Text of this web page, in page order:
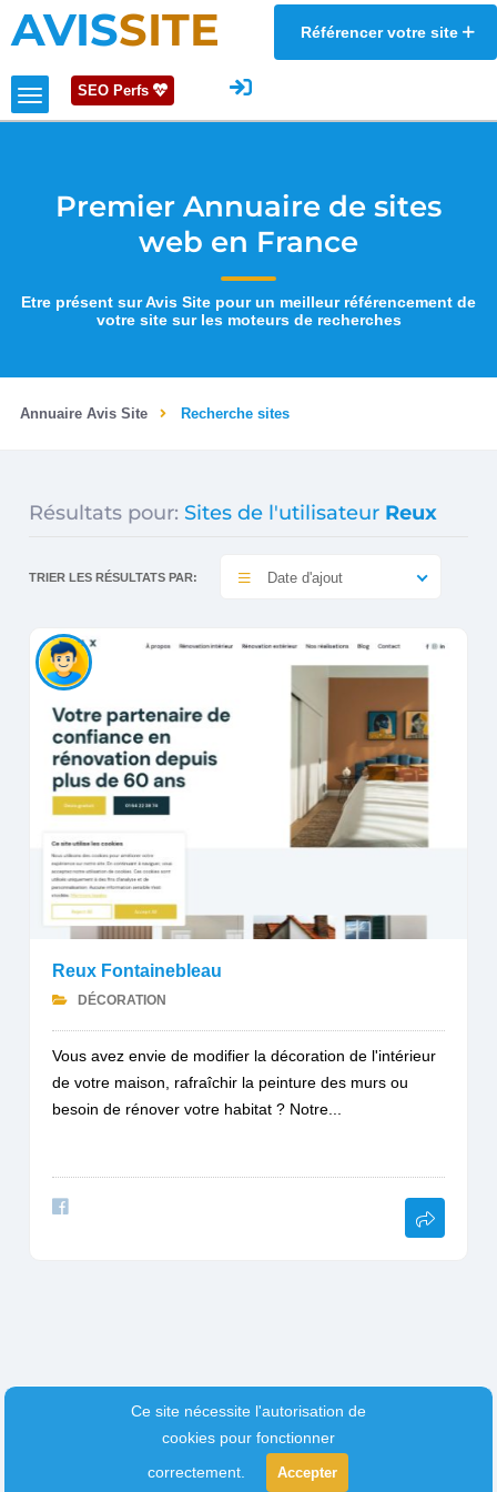
AVISSITE Référencer votre site
SEO Perfs
Premier Annuaire de sites
web en France
Etre présent sur Avis Site pour un meilleur référencement de
votre site sur les moteurs de recherches
Annuaire Avis Site Recherche sites
Résultats pour: Sites de l'utilisateur Reux
TRIER LES RÉSULTATS PAR: Date d'ajout
Reux Fontainebleau
DÉCORATION
Vous avez envie de modifier la décoration de l'intérieur
de votre maison, rafraîchir la peinture des murs ou
besoin de rénover votre habitat ? Notre...
Ce site nécessite l'autorisation de
cookies pour fonctionner
correctement.
Accepter